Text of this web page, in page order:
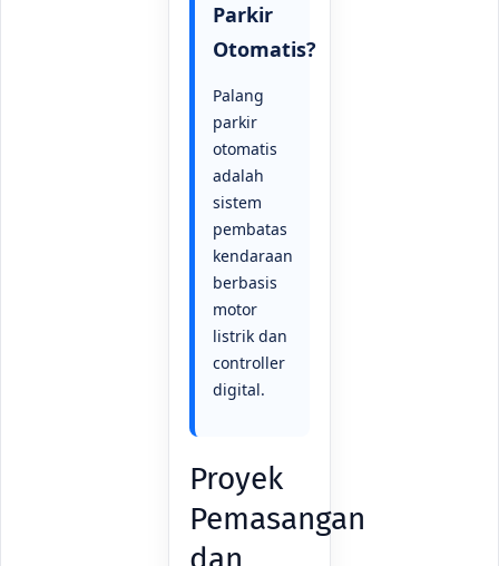
Parkir
Otomatis?
Palang
parkir
otomatis
adalah
sistem
pembatas
kendaraan
berbasis
motor
listrik dan
controller
digital.
Proyek
Pemasangan